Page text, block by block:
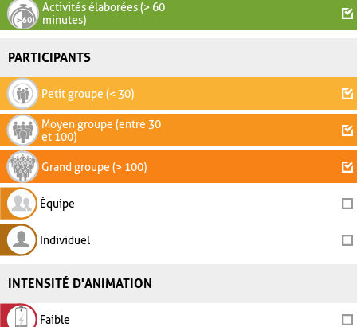
Activités élaborées (> 60
minutes)
PARTICIPANTS
Petit groupe (< 30)
Moyen groupe (entre 30
et 100)
Grand groupe (> 100)
Équipe
Individuel
INTENSITÉ D'ANIMATION
Faible